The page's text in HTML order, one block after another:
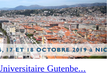
Gutenbe...